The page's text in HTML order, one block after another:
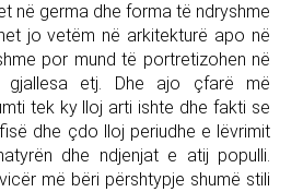
në germa dhe forma të ndryshme
jo vetëm në arkitekturë apo në
por mund të portretizohen në
gjallesa etj. Dhe ajo çfarë më
tek ky lloj arti ishte dhe fakti se
dhe çdo lloj periudhe e lëvrimit
dhe ndjenjat e atij populli.
më bëri përshtypje shumë stili